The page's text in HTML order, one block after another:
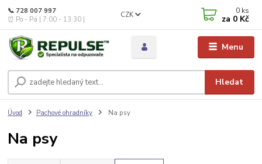
Menu
CZK
Hledat
📞 728 007 997
⏰ Po - Pá | 7:00 - 13:30 |
0 ks
za 0 Kč
Úvod Pachové ohradníky Na psy
Na psy